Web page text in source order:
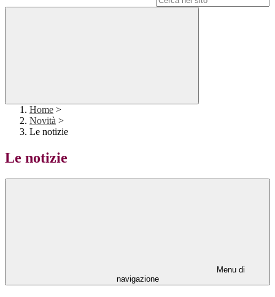
Home >
Novità >
Le notizie
Le notizie
Menu di
navigazione